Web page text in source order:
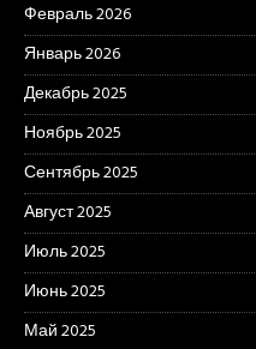
Февраль 2026
Январь 2026
Декабрь 2025
Ноябрь 2025
Сентябрь 2025
Август 2025
Июль 2025
Июнь 2025
Май 2025